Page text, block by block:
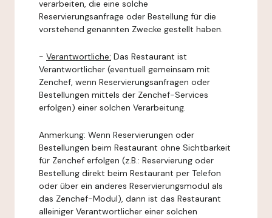
verarbeiten, die eine solche
Reservierungsanfrage oder Bestellung für die
vorstehend genannten Zwecke gestellt haben.
- Verantwortliche: Das Restaurant ist
Verantwortlicher (eventuell gemeinsam mit
Zenchef, wenn Reservierungsanfragen oder
Bestellungen mittels der Zenchef-Services
erfolgen) einer solchen Verarbeitung.
Anmerkung: Wenn Reservierungen oder
Bestellungen beim Restaurant ohne Sichtbarkeit
für Zenchef erfolgen (z.B.: Reservierung oder
Bestellung direkt beim Restaurant per Telefon
oder über ein anderes Reservierungsmodul als
das Zenchef-Modul), dann ist das Restaurant
alleiniger Verantwortlicher einer solchen